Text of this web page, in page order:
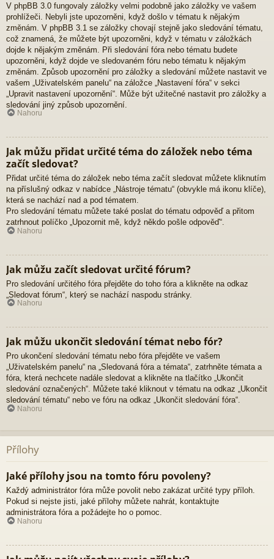
V phpBB 3.0 fungovaly záložky velmi podobně jako záložky ve vašem
prohlížeči. Nebyli jste upozorněni, když došlo v tématu k nějakým
změnám. V phpBB 3.1 se záložky chovají stejně jako sledování tématu,
což znamená, že můžete být upozorněni, když v tématu v záložkách
dojde k nějakým změnám. Při sledování fóra nebo tématu budete
upozorněni, když dojde ve sledovaném fóru nebo tématu k nějakým
změnám. Způsob upozornění pro záložky a sledování můžete nastavit ve
vašem „Uživatelském panelu“ na záložce „Nastavení fóra“ v sekci
„Upravit nastavení upozornění“. Může být užitečné nastavit pro záložky a
sledování jiný způsob upozornění.
Nahoru
Jak můžu přidat určité téma do záložek nebo téma
začít sledovat?
Přidat určité téma do záložek nebo téma začít sledovat můžete kliknutím
na příslušný odkaz v nabídce „Nástroje tématu“ (obvykle má ikonu klíče),
která se nachází nad a pod tématem.
Pro sledování tématu můžete také poslat do tématu odpověď a přitom
zatrhnout políčko „Upozornit mě, když někdo pošle odpověď“.
Nahoru
Jak můžu začít sledovat určité fórum?
Pro sledování určitého fóra přejděte do toho fóra a klikněte na odkaz
„Sledovat fórum“, který se nachází naspodu stránky.
Nahoru
Jak můžu ukončit sledování témat nebo fór?
Pro ukončení sledování tématu nebo fóra přejděte ve vašem
„Uživatelském panelu“ na „Sledovaná fóra a témata“, zatrhněte témata a
fóra, která nechcete nadále sledovat a klikněte na tlačítko „Ukončit
sledování označených“. Můžete také kliknout v tématu na odkaz „Ukončit
sledování tématu“ nebo ve fóru na odkaz „Ukončit sledování fóra“.
Nahoru
Přílohy
Jaké přílohy jsou na tomto fóru povoleny?
Každý administrátor fóra může povolit nebo zakázat určité typy příloh.
Pokud si nejste jisti, jaké přílohy můžete nahrát, kontaktujte
administrátora fóra a požádejte ho o pomoc.
Nahoru